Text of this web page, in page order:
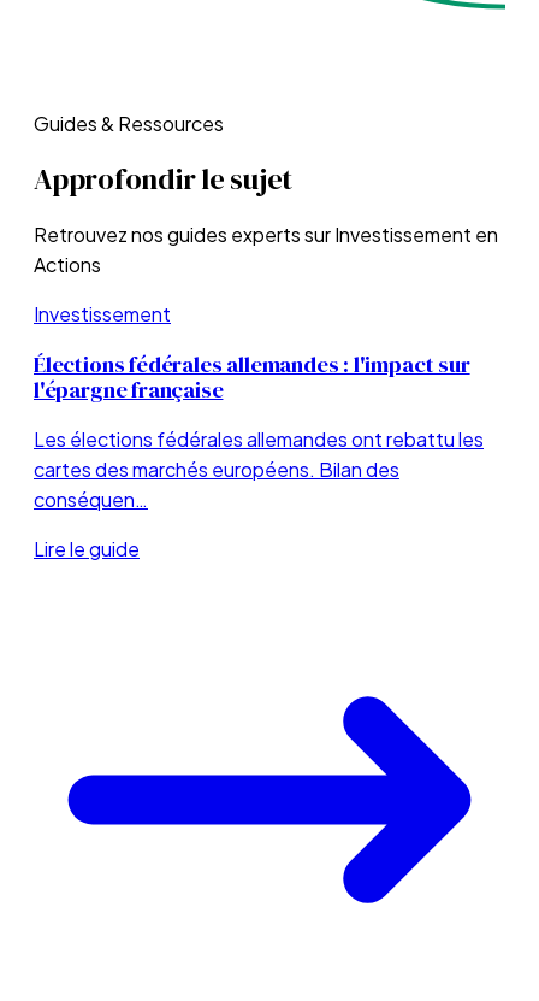
Guides & Ressources
Approfondir le sujet
Retrouvez nos guides experts surInvestissement en
Actions
Investissement
Élections fédérales allemandes : l'impact sur
l'épargne française
Les élections fédérales allemandes ont rebattu les
cartes des marchés européens. Bilan des
conséquen…
Lire le guide